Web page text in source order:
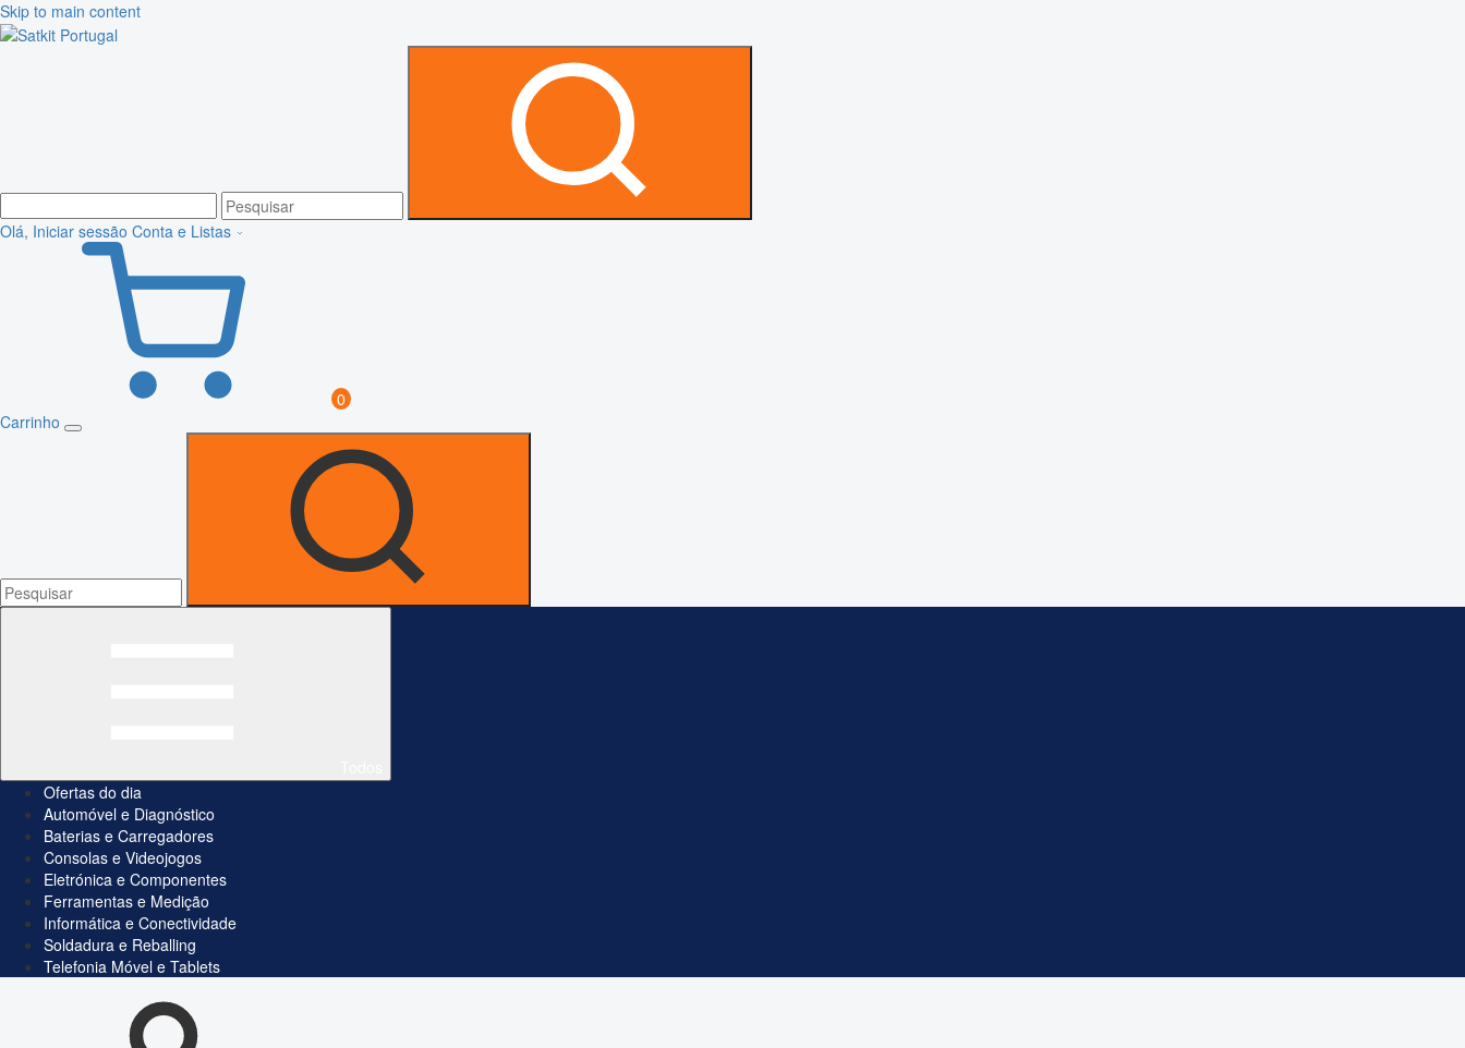
Skip to main content
Olá, Iniciar sessão Conta e Listas
0
Carrinho
Ofertas do dia
Automóvel e Diagnóstico
Baterias e Carregadores
Consolas e Videojogos
Eletrónica e Componentes
Ferramentas e Medição
Informática e Conectividade
Soldadura e Reballing
Telefonia Móvel e Tablets